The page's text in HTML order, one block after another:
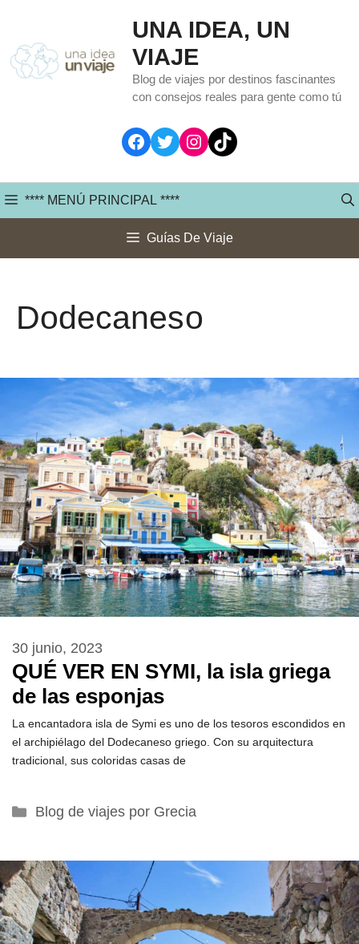
contenido
UNA IDEA, UN
VIAJE
Blog de viajes por destinos fascinantes
con consejos reales para gente como tú
Facebook
TwitterInstagram
TikTok
**** MENÚ PRINCIPAL ****
Guías De Viaje
Dodecaneso
QUÉ VER EN SYMI, la isla griega
de las esponjas
30 junio, 2023
La encantadora isla de Symi es uno de los tesoros escondidos en
el archipiélago del Dodecaneso griego. Con su arquitectura
tradicional, sus coloridas casas de
Categorías
Blog de viajes por Grecia